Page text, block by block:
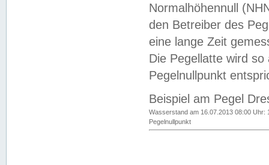
Normalhöhennull
den Betreiber des
eine lange Zeit
Die Pegellatte wird
Pegelnullpunkt
Beispiel am Pegel
Wasserstand am 16.07.2013 08:00 Uhr:
Pegelnullpunkt